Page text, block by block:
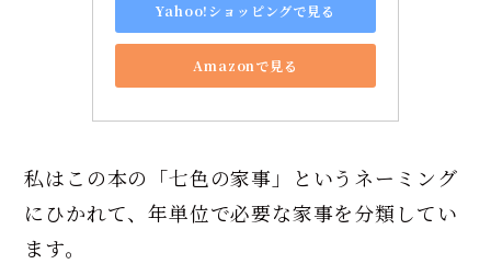
Yahoo!ショッピングで見る
Amazonで見る
私はこの本の「七色の家事」というネーミング
にひかれて、年単位で必要な家事を分類してい
ます。